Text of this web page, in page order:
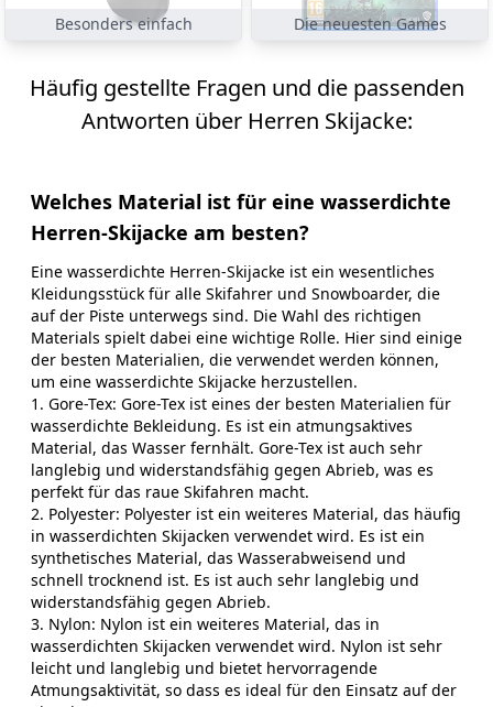
Besonders einfach Die neuesten Games
Häufig gestellte Fragen und die passenden
Antworten über Herren Skijacke:
Welches Material ist für eine wasserdichte
Herren-Skijacke am besten?
Eine wasserdichte Herren-Skijacke ist ein wesentliches
Kleidungsstück für alle Skifahrer und Snowboarder, die
auf der Piste unterwegs sind. Die Wahl des richtigen
Materials spielt dabei eine wichtige Rolle. Hier sind einige
der besten Materialien, die verwendet werden können,
um eine wasserdichte Skijacke herzustellen.
1. Gore-Tex: Gore-Tex ist eines der besten Materialien für
wasserdichte Bekleidung. Es ist ein atmungsaktives
Material, das Wasser fernhält. Gore-Tex ist auch sehr
langlebig und widerstandsfähig gegen Abrieb, was es
perfekt für das raue Skifahren macht.
2. Polyester: Polyester ist ein weiteres Material, das häufig
in wasserdichten Skijacken verwendet wird. Es ist ein
synthetisches Material, das Wasserabweisend und
schnell trocknend ist. Es ist auch sehr langlebig und
widerstandsfähig gegen Abrieb.
3. Nylon: Nylon ist ein weiteres Material, das in
wasserdichten Skijacken verwendet wird. Nylon ist sehr
leicht und langlebig und bietet hervorragende
Atmungsaktivität, so dass es ideal für den Einsatz auf der